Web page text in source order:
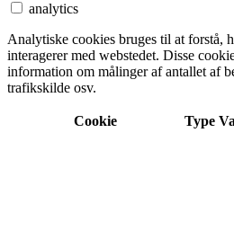
analytics
Analytiske cookies bruges til at forstå,
interagerer med webstedet. Disse
information om målinger af antallet af
trafikskilde osv.
Cookie Type